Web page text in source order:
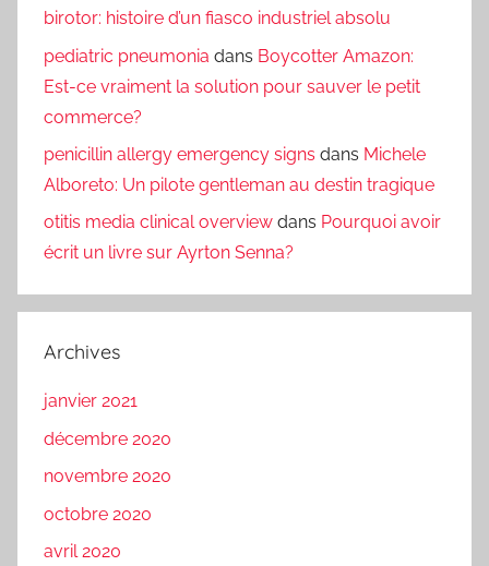
birotor: histoire d’un fiasco industriel absolu
pediatric pneumonia dans Boycotter Amazon:
Est-ce vraiment la solution pour sauver le petit
commerce?
penicillin allergy emergency signs dans Michele
Alboreto: Un pilote gentleman au destin tragique
otitis media clinical overview dans Pourquoi avoir
écrit un livre sur Ayrton Senna?
Archives
janvier 2021
décembre 2020
novembre 2020
octobre 2020
avril 2020